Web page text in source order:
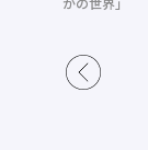
かの世界」